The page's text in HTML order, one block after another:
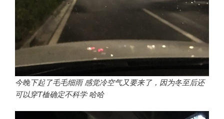
今晚下起了毛毛细雨 感觉冷空气又要来了，因为冬至后还
可以穿T桖确定不科学 哈哈